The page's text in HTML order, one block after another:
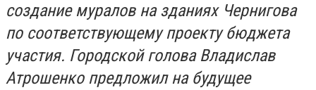
создание муралов на зданиях Чернигова
по соответствующему проекту бюджета
участия. Городской голова Владислав
Атрошенко предложил на будущее